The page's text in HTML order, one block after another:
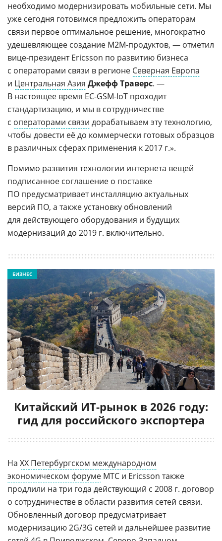
необходимо модернизировать мобильные сети. Мы
уже сегодня готовимся предложить операторам
связи первое оптимальное решение, многократно
удешевляющее создание M2M-продуктов, — отметил
вице-президент Ericsson по развитию бизнеса
с операторами связи в регионе Северная Европа
и Центральная Азия Джефф Траверс. —
В настоящее время EC-GSM-IoT проходит
стандартизацию, и мы в сотрудничестве
с операторами связи дорабатываем эту технологию,
чтобы довести её до коммерчески готовых образцов
в различных сферах применения к 2017 г.».
Помимо развития технологии интернета вещей
подписанное соглашение о поставке
ПО предусматривает инсталляцию актуальных
версий ПО, а также установку обновлений
для действующего оборудования и будущих
модернизаций до 2019 г. включительно.
Китайский ИТ-рынок в 2026 году:
гид для российского экспортера
БИЗНЕС
На ХХ Петербургском международном
экономическом форуме МТС и Ericsson также
продлили на три года действующий с 2008 г. договор
о сотрудничестве в области развития сетей связи.
Обновленный договор предусматривает
модернизацию 2G/3G сетей и дальнейшее развитие